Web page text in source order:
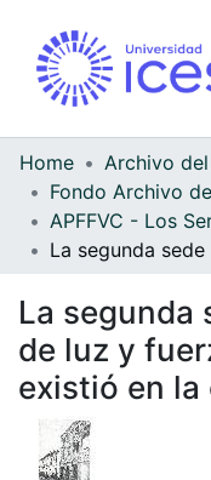
Home
La segunda
de luz y
existió en la